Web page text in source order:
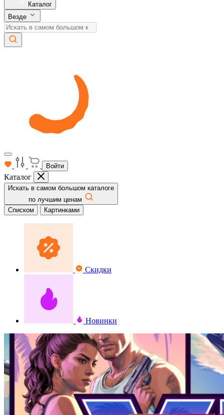
Каталог
Везде
Войти
Каталог
Искать в самом большом каталоге
по лучшим ценам
Списком
Картинками
Скидки
Новинки